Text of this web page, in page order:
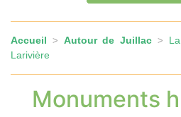
Accueil > Autour de Juillac >
Larivière
Monuments